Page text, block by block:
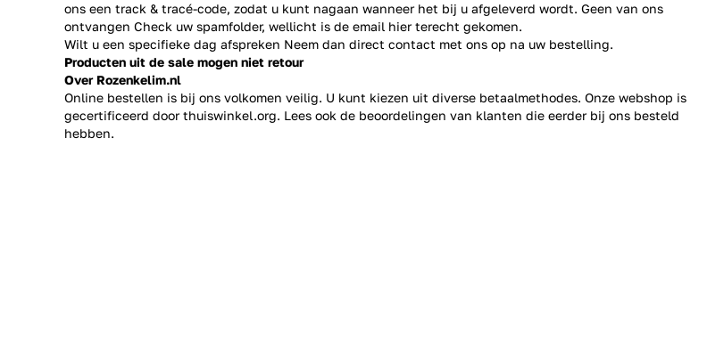
ons een track & tracé-code, zodat u kunt nagaan wanneer het bij u afgeleverd wordt. Geen van ons
ontvangen Check uw spamfolder, wellicht is de email hier terecht gekomen.
Wilt u een specifieke dag afspreken Neem dan direct contact met ons op na uw bestelling.
Producten uit de sale mogen niet retour
Over Rozenkelim.nl
Online bestellen is bij ons volkomen veilig. U kunt kiezen uit diverse betaalmethodes. Onze webshop is
gecertificeerd door thuiswinkel.org. Lees ook de beoordelingen van klanten die eerder bij ons besteld
hebben.